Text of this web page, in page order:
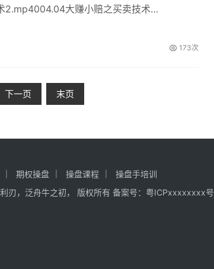
2.mp4004.04大赚小赔之买卖技术
173次
下一页 末页
期权操盘 操盘课程
操盘手培训
，泛舟牛之初， 版权所有 备案号： 粤ICPxxxxxxxx号